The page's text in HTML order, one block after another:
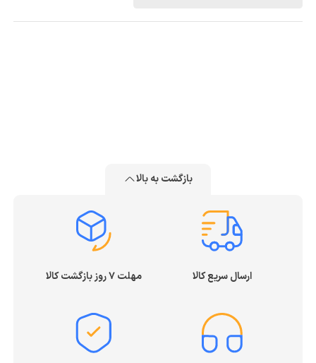
بازگشت به بالا
ارسال سریع کالا مهلت ۷ روز بازگشت کالا